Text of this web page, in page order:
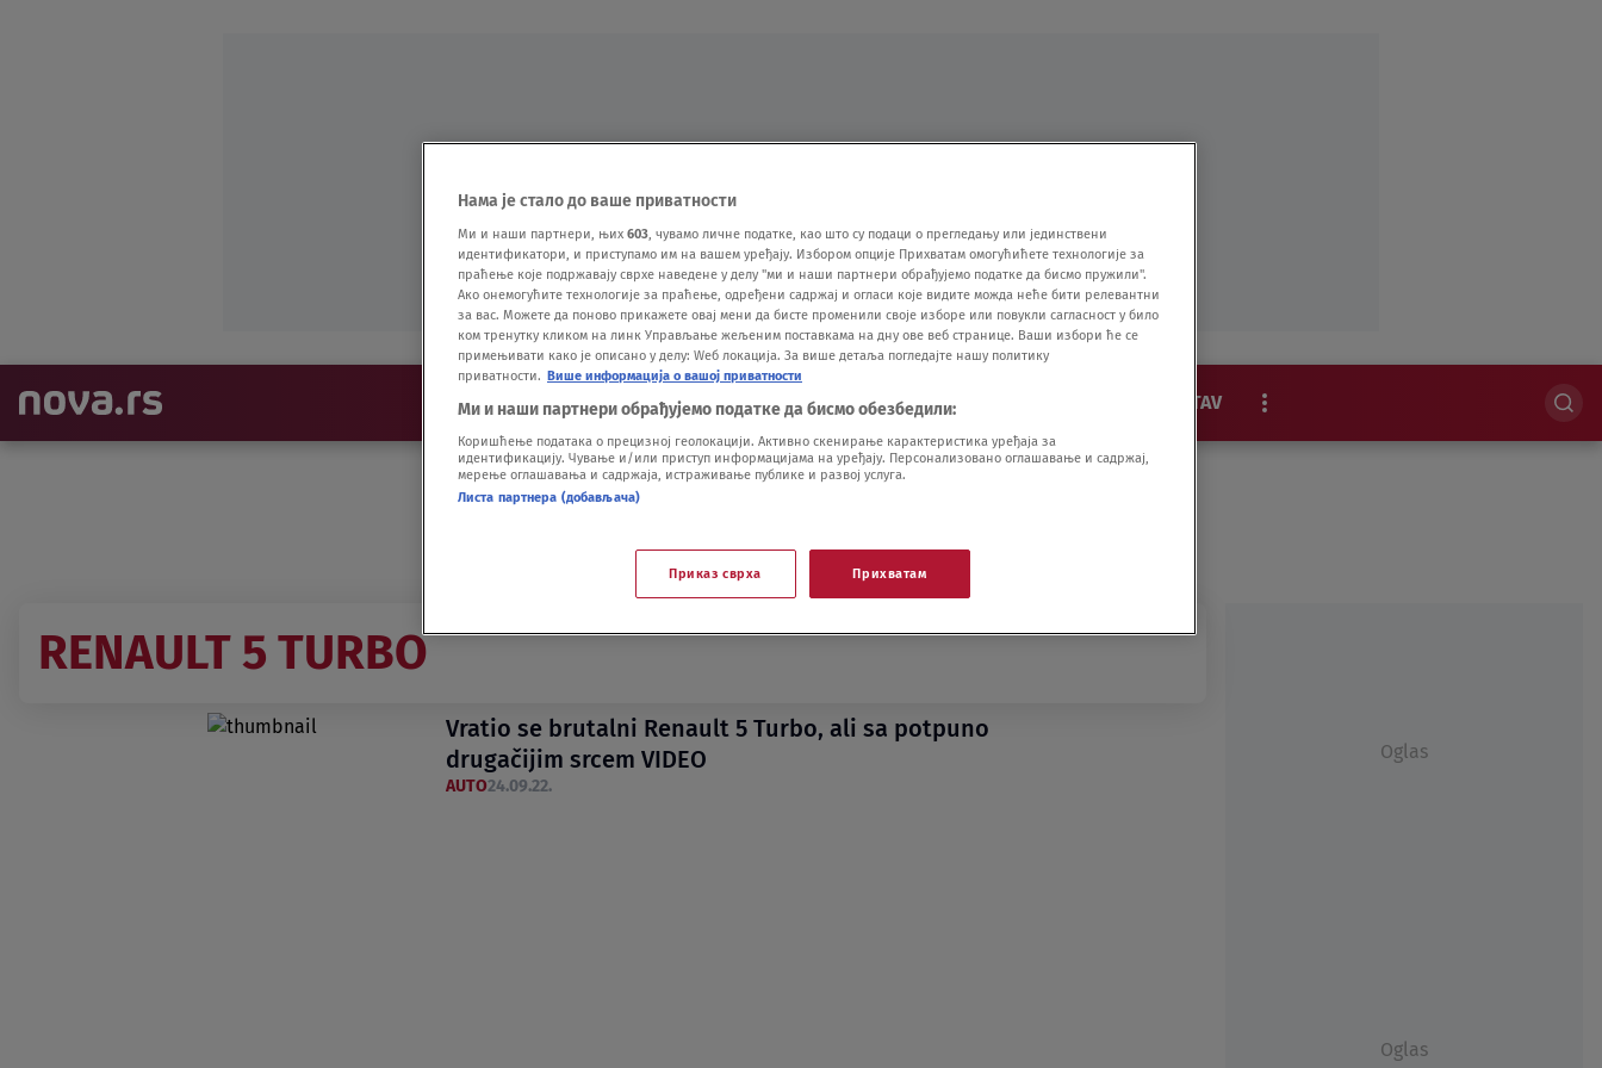
NAJNOVIJE VESTI SHOW SPORT VIDEO NOVA BAZA STAV
EKSKLUZIVNO
RENAULT 5 TURBO
Vratio se brutalni Renault 5 Turbo, ali sa potpuno
drugačijim srcem VIDEO
AUTO24.09.22.
Oglas
Oglas
Нама је стало до ваше приватности
Ми и наши партнери, њих 603, чувамо личне податке, као што су подаци о прегледању или јединствени
идентификатори, и приступамо им на вашем уређају. Избором опције Прихватам омогућићете технологије за
праћење које подржавају сврхе наведене у делу "ми и наши партнери обрађујемо податке да бисмо пружили".
Ако онемогућите технологије за праћење, одређени садржај и огласи које видите можда неће бити релевантни
за вас. Можете да поново прикажете овај мени да бисте променили своје изборе или повукли сагласност у било
ком тренутку кликом на линк Управљање жељеним поставкама на дну ове веб странице. Ваши избори ће се
примењивати како је описано у делу: Wеб локација. За више детаља погледајте нашу политику
приватности. Више информација о вашој приватности
Ми и наши партнери обрађујемо податке да бисмо обезбедили:
Коришћење података о прецизној геолокацији. Активно скенирање карактеристика уређаја за
идентификацију. Чување и/или приступ информацијама на уређају. Персонализовано оглашавање и садржај,
мерење оглашавања и садржаја, истраживање публике и развој услуга.
Листа партнера (добављача)
Приказ сврха Прихватам